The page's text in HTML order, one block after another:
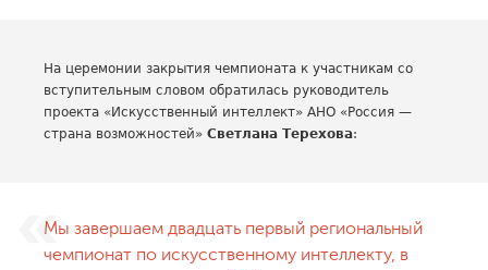
На церемонии закрытия чемпионата к участникам со
вступительным словом обратилась руководитель
проекта «Искусственный интеллект» АНО «Россия —
страна возможностей» Светлана Терехова:
Мы завершаем двадцать первый региональный
чемпионат по искусственному интеллекту, в